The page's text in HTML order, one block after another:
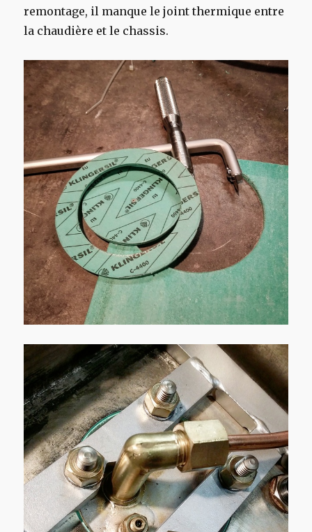
remontage, il manque le joint thermique entre
la chaudière et le chassis.